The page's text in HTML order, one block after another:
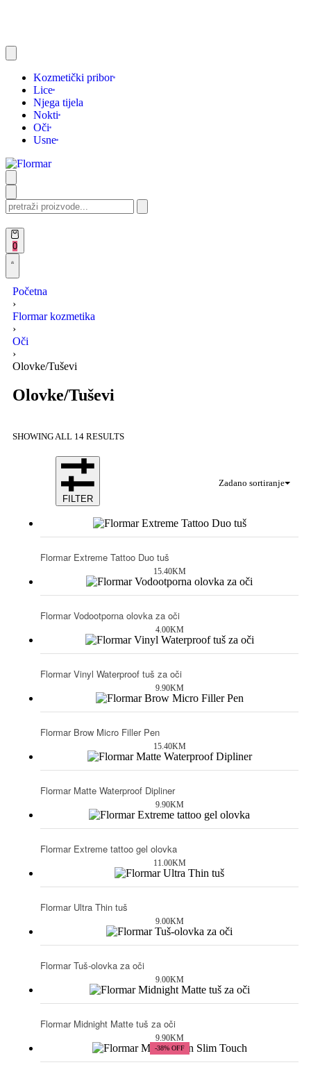
Kozmetički pribor
Lice
Njega tijela
Nokti
Oči
Usne
0
Početna
›
Flormar kozmetika
›
Oči
›
Olovke/Tuševi
Olovke/Tuševi
SHOWING ALL 14 RESULTS
Zadano sortiranje
FILTER
Flormar Extreme Tattoo Duo tuš
15.40KM
Flormar Vodootporna olovka za oči
4.00KM
Flormar Vinyl Waterproof tuš za oči
9.90KM
Flormar Brow Micro Filler Pen
15.40KM
Flormar Matte Waterproof Dipliner
9.90KM
Flormar Extreme tattoo gel olovka
11.00KM
Flormar Ultra Thin tuš
9.00KM
Flormar Tuš-olovka za oči
9.00KM
Flormar Midnight Matte tuš za oči
9.90KM
-38% OFF